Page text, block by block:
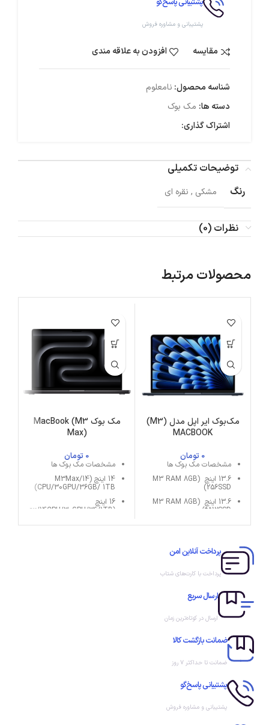
پشتیبانی و مشاوره فروش
مقایسه افزودن به علاقه مندی
شناسه محصول: نامعلوم
دسته ها: مک بوک
اشتراک گذاری:
توضیحات تکمیلی
رنگ
مشکی , نقره ای
نظرات (0)
محصولات مرتبط
مک‌بوک ایر اپل مدل (M3)
MACBOOK
0 تومان
مشخصات مک بوک ها
13.6 اینچ (M3 RAM 8GB
256SSD)
13.6 اینچ (M3 RAM 8GB
512SSD*)
13.6"اینچ (*M3 RAM 16GB
15.3اینچ " (*M3 RAM 8GB
256SSD*)
15.3 اینچ (" *M3 RAM 16GB
512SSD*)
15.3"اینچ ( *M3 RAM 8GB
512SSD*)
مک بوک MacBook (M3
Max)
0 تومان
مشخصات مک بوک ها
14 اینچ (M3Max/14
CPU/30GPU/36GB/ 1TB)
16 اینچ
(M3Max/14CPU/30GPU/36/1TB)
16 اینچ
پرداخت آنلاین امن
پرداخت با کارت‌های شتاب
ارسال سریع
ارسال در کوتاه‌ترین زمان
ضمانت بازگشت کالا
ضمانت تا حداکثر ۷ روز
پشتیبانی پاسخ‌گو
پشتیبانی و مشاوره فروش